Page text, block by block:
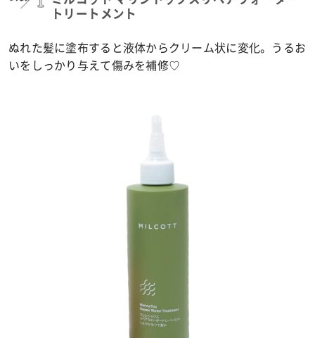
トリートメント
ぬれた髪に塗布すると液体からクリーム状に変化。うるお
いをしっかり与えて傷みを補修♡